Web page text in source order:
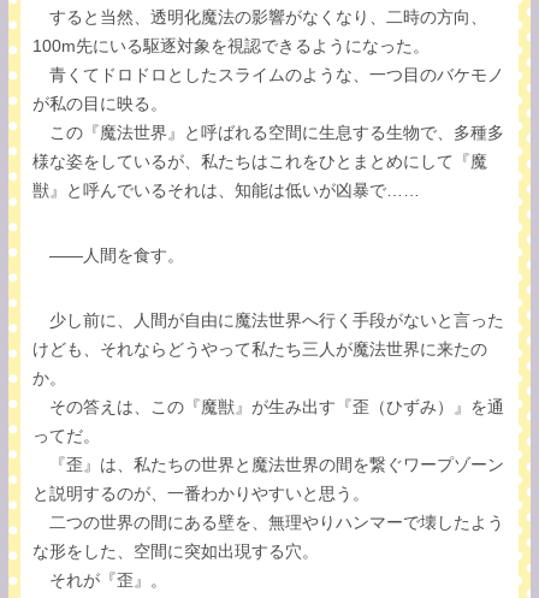
すると当然、透明化魔法の影響がなくなり、二時の方向、
100m先にいる駆逐対象を視認できるようになった。
青くてドロドロとしたスライムのような、一つ目のバケモノ
が私の目に映る。
この『魔法世界』と呼ばれる空間に生息する生物で、多種多
様な姿をしているが、私たちはこれをひとまとめにして『魔
獣』と呼んでいるそれは、知能は低いが凶暴で……
――人間を食す。
少し前に、人間が自由に魔法世界へ行く手段がないと言った
けども、それならどうやって私たち三人が魔法世界に来たの
か。
その答えは、この『魔獣』が生み出す『歪（ひずみ）』を通
ってだ。
『歪』は、私たちの世界と魔法世界の間を繋ぐワープゾーン
と説明するのが、一番わかりやすいと思う。
二つの世界の間にある壁を、無理やりハンマーで壊したよう
な形をした、空間に突如出現する穴。
それが『歪』。